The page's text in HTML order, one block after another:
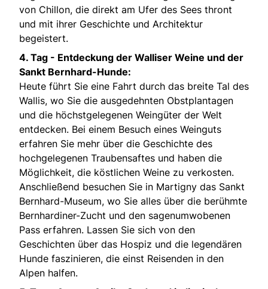
von Chillon, die direkt am Ufer des Sees thront
und mit ihrer Geschichte und Architektur
begeistert.
4. Tag - Entdeckung der Walliser Weine und der
Sankt Bernhard-Hunde:
Heute führt Sie eine Fahrt durch das breite Tal des
Wallis, wo Sie die ausgedehnten Obstplantagen
und die höchstgelegenen Weingüter der Welt
entdecken. Bei einem Besuch eines Weinguts
erfahren Sie mehr über die Geschichte des
hochgelegenen Traubensaftes und haben die
Möglichkeit, die köstlichen Weine zu verkosten.
Anschließend besuchen Sie in Martigny das Sankt
Bernhard-Museum, wo Sie alles über die berühmte
Bernhardiner-Zucht und den sagenumwobenen
Pass erfahren. Lassen Sie sich von den
Geschichten über das Hospiz und die legendären
Hunde faszinieren, die einst Reisenden in den
Alpen halfen.